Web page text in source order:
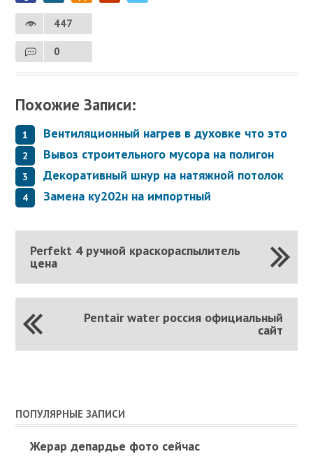
447
0
Похожие Записи:
Вентиляционный нагрев в духовке что это
Вывоз строительного мусора на полигон
Декоративный шнур на натяжной потолок
Замена ку202н на импортный
Perfekt 4 ручной краскораспылитель
цена
Pentair water россия официальный
сайт
ПОПУЛЯРНЫЕ ЗАПИСИ
Жерар депардье фото сейчас